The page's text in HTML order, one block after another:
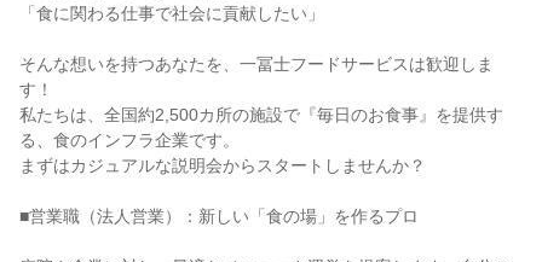
「食に関わる仕事で社会に貢献したい」
そんな想いを持つあなたを、一冨士フードサービスは歓迎しま
す！
私たちは、全国約2,500カ所の施設で『毎日のお食事』を提供す
る、食のインフラ企業です。
まずはカジュアルな説明会からスタートしませんか？
■営業職（法人営業）：新しい「食の場」を作るプロ